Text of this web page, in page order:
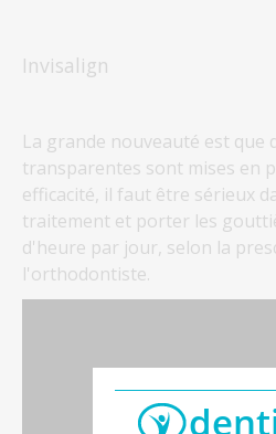
Invisalign
La grande nouveauté est que
transparentes sont mises en
efficacité, il faut être sérieux
traitement et porter les
d'heure par jour, selon la
l'orthodontiste.